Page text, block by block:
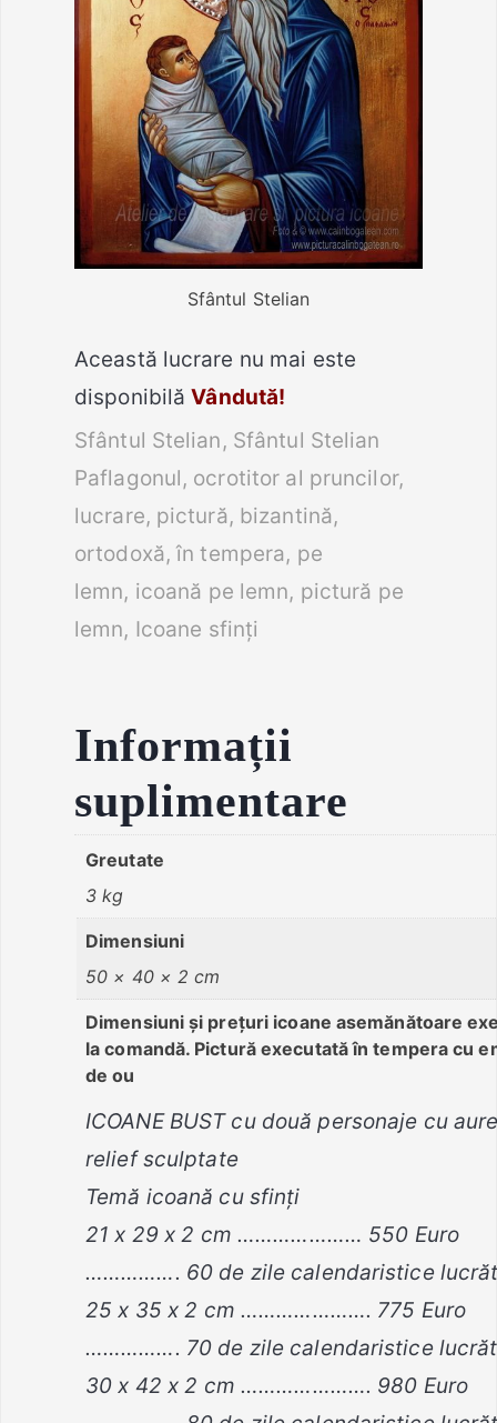
Sfântul Stelian
Această lucrare nu mai este
disponibilăVândută!
Sfântul Stelian, Sfântul Stelian
Paflagonul, ocrotitor al pruncilor,
lucrare, pictură, bizantină,
ortodoxă, în tempera, pe
lemn, icoană pe lemn, pictură pe
lemn, Icoane sfinţi
Informații
suplimentare
Greutate
3 kg
Dimensiuni
50 × 40 × 2 cm
Dimensiuni și prețuri icoane asemănătoare
la comandă. Pictură executată în tempera cu
de ou
ICOANE BUST cu două personaje cu
relief sculptate
Temă icoană cu sfinți
21 x 29 x 2 cm ………………… 550 Euro
……………. 60 de zile calendaristice
25 x 35 x 2 cm …………………. 775 Euro
……………. 70 de zile calendaristice
30 x 42 x 2 cm …………………. 980 Euro